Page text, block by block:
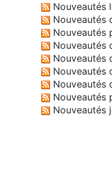
Nouveautés
Nouveautés
Nouveautés
Nouveautés
Nouveautés
Nouveautés
Nouveautés
Nouveautés
Nouveautés